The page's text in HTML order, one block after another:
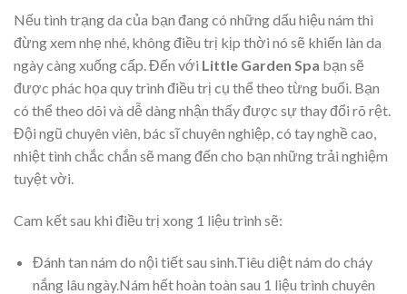
Nếu tình trạng da của bạn đang có những dấu hiệu nám thì
đừng xem nhẹ nhé, không điều trị kịp thời nó sẽ khiến làn da
ngày càng xuống cấp. Đến với Little Garden Spa bạn sẽ
được phác họa quy trình điều trị cụ thể theo từng buổi. Bạn
có thể theo dõi và dễ dàng nhận thấy được sự thay đổi rõ rệt.
Đội ngũ chuyên viên, bác sĩ chuyên nghiệp, có tay nghề cao,
nhiệt tình chắc chắn sẽ mang đến cho bạn những trải nghiệm
tuyệt vời.
Cam kết sau khi điều trị xong 1 liệu trình sẽ:
Đánh tan nám do nội tiết sau sinh.Tiêu diệt nám do cháy
nắng lâu ngày.Nám hết hoàn toàn sau 1 liệu trình chuyên